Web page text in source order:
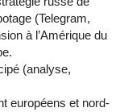
(Telegram,
à l’Amérique du
(analyse,
européens et nord-